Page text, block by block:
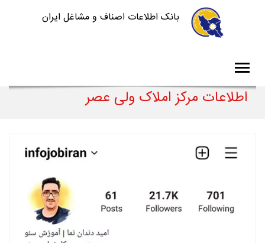
بانک اطلاعات اصناف و مشاغل ایران
اطلاعات مرکز املاک ولی عصر